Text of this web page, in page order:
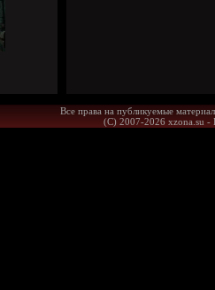
Все права на публикуемые
(С) 2007-2026 xzona.su -